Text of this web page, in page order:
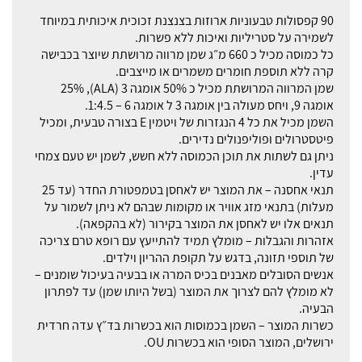
90 קפסולות טבעוניות ארוזות בצנצנת זכוכית איכותית במיוחד
לשמירה על סטריליות ואיכות ללא פשרות.
כל כמוסה מכיל כ 660 מ״ג שמן מרווה מרושתת שיוצר בכבישה
קרה ללא תוספת חומרים משמרים או מייצבים.
שמן המרווה המרושתת מכיל כ 50% אומגה 3 (ALA), 25%
אומגה 9, ויחס מעולה בין אומגה 3 ל אומגה 6 – 1:4.5.
השמן מכיל את כל 4 הנגזרות של ויטמין E בצורה טבעית, ומכיל
פיטסטרולים ופוליפנולים נדירים.
ניתן גם לשתות את תוכן הכמוסה ללא חשש, לשמן יש טעם צמחי
עדין.
תנאי אחסנה – את המוצר יש לאחסן בטמפטורת החדר (עד 25
מעלות) בתנאי מזג אוויר או מקומות שבהם לא ניתן לשמור על
תנאים אלו יש לאחסן את המוצר בקירור (לא בהקפאה).
אזהרות והגבלות – מומלץ תמיד להתייעץ עם רופא טרם צריכה
של תוספי תזונה, בדגש על תקופת ההריון וילדים.
אנשים הסובלים מאבנים בכיס המרה או בבעיה בעיכול שומנים –
לא מומלץ להם לצרוך את המוצר (בשל היותו שמן) עד לפתרון
הבעיה.
כשרות המוצר – השמן בכמוסות הוא בכשרות בד״ץ עדה חרדית
ירושלים, המוצר הסופי הוא בכשרות OU.